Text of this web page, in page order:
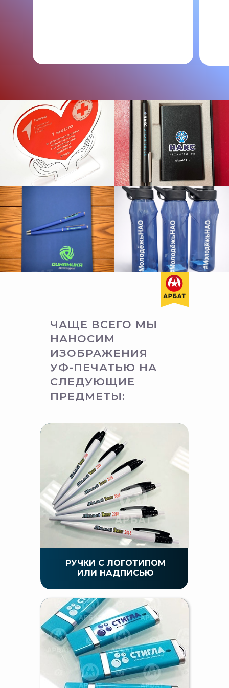
РУЧКИ С ЛОГОТИПОМ
ИЛИ НАДПИСЬЮ
ЧАЩЕ ВСЕГО МЫ
НАНОСИМ
ИЗОБРАЖЕНИЯ
УФ-ПЕЧАТЬЮ НА
СЛЕДУЮЩИЕ
ПРЕДМЕТЫ: